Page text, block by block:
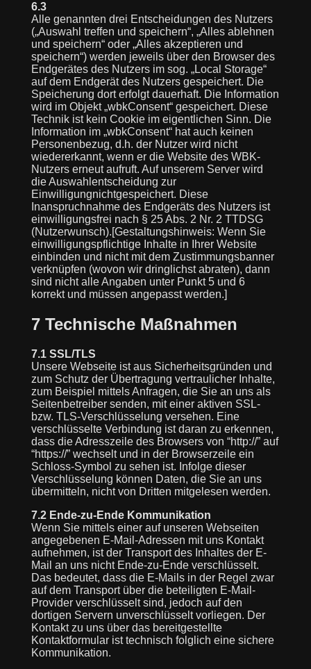
6.3
Alle genannten drei Entscheidungen des Nutzers
(„Auswahl treffen und speichern“, „Alles ablehnen
und speichern“ oder „Alles akzeptieren und
speichern“) werden jeweils über den Browser des
Endgerätes des Nutzers im sog. „Local Storage“
auf dem Endgerät des Nutzers gespeichert. Die
Speicherung dort erfolgt dauerhaft. Die Information
wird im Objekt „wbkConsent“ gespeichert. Diese
Technik ist kein Cookie im eigentlichen Sinn. Die
Information im „wbkConsent“ hat auch keinen
Personenbezug, d.h. der Nutzer wird nicht
wiedererkannt, wenn er die Website des WBK-
Nutzers erneut aufruft. Auf unserem Server wird
die Auswahlentscheidung zur
Einwilligungnichtgespeichert. Diese
Inanspruchnahme des Endgeräts des Nutzers ist
einwilligungsfrei nach § 25 Abs. 2 Nr. 2 TTDSG
(Nutzerwunsch).[Gestaltungshinweis: Wenn Sie
einwilligungspflichtige Inhalte in Ihrer Website
einbinden und nicht mit dem Zustimmungsbanner
verknüpfen (wovon wir dringlichst abraten), dann
sind nicht alle Angaben unter Punkt 5 und 6
korrekt und müssen angepasst werden.]
7 Technische Maßnahmen
7.1 SSL/TLS
Unsere Webseite ist aus Sicherheitsgründen und
zum Schutz der Übertragung vertraulicher Inhalte,
zum Beispiel mittels Anfragen, die Sie an uns als
Seitenbetreiber senden, mit einer aktiven SSL-
bzw. TLS-Verschlüsselung versehen. Eine
verschlüsselte Verbindung ist daran zu erkennen,
dass die Adresszeile des Browsers von “http://” auf
“https://” wechselt und in der Browserzeile ein
Schloss-Symbol zu sehen ist. Infolge dieser
Verschlüsselung können Daten, die Sie an uns
übermitteln, nicht von Dritten mitgelesen werden.
7.2 Ende-zu-Ende Kommunikation
Wenn Sie mittels einer auf unseren Webseiten
angegebenen E-Mail-Adressen mit uns Kontakt
aufnehmen, ist der Transport des Inhaltes der E-
Mail an uns nicht Ende-zu-Ende verschlüsselt.
Das bedeutet, dass die E-Mails in der Regel zwar
auf dem Transport über die beteiligten E-Mail-
Provider verschlüsselt sind, jedoch auf den
dortigen Servern unverschlüsselt vorliegen. Der
Kontakt zu uns über das bereitgestellte
Kontaktformular ist technisch folglich eine sichere
Kommunikation.